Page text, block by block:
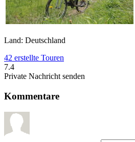
Land: Deutschland
42 erstellte Touren
7.4
Private Nachricht senden
Kommentare